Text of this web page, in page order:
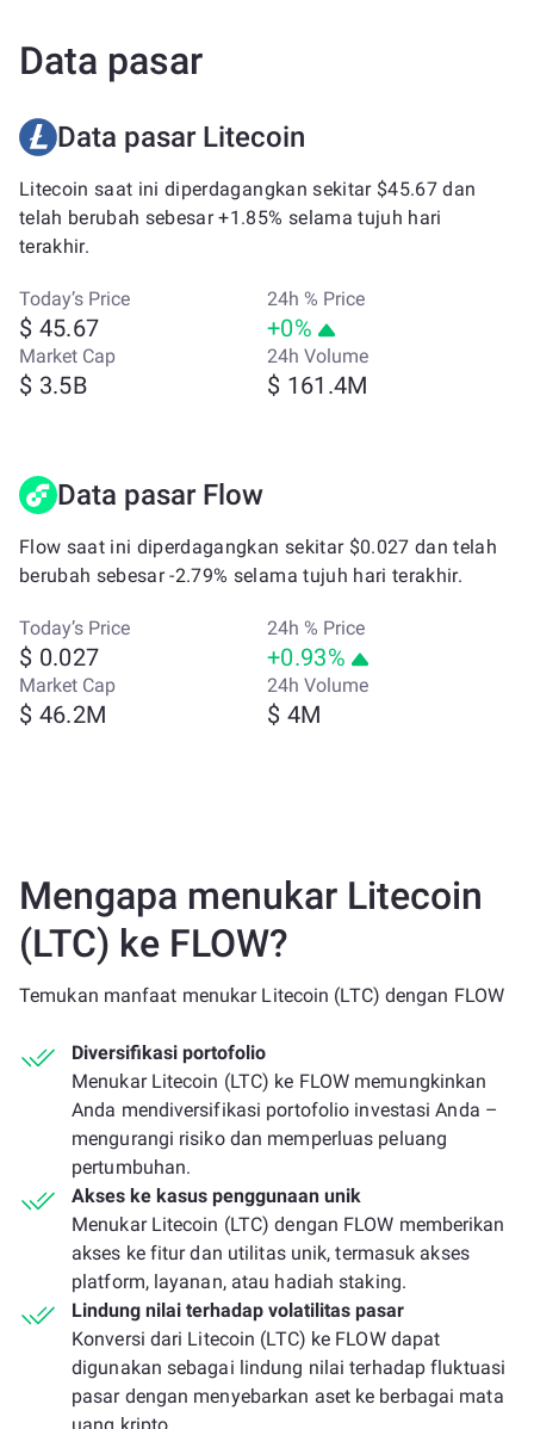
Data pasar
Data pasar Litecoin
Litecoin saat ini diperdagangkan sekitar $45.67 dan
telah berubah sebesar +1.85% selama tujuh hari
terakhir.
Today’s Price
$ 45.67
24h % Price
+0%
Market Cap
$ 3.5B
24h Volume
$ 161.4M
Data pasar Flow
Flow saat ini diperdagangkan sekitar $0.027 dan telah
berubah sebesar -2.79% selama tujuh hari terakhir.
Today’s Price
$ 0.027
24h % Price
+0.93%
Market Cap
$ 46.2M
24h Volume
$ 4M
Mengapa menukar Litecoin
(LTC) ke FLOW?
Temukan manfaat menukar Litecoin (LTC) dengan FLOW
Diversifikasi portofolio
Menukar Litecoin (LTC) ke FLOW memungkinkan
Anda mendiversifikasi portofolio investasi Anda –
mengurangi risiko dan memperluas peluang
pertumbuhan.
Akses ke kasus penggunaan unik
Menukar Litecoin (LTC) dengan FLOW memberikan
akses ke fitur dan utilitas unik, termasuk akses
platform, layanan, atau hadiah staking.
Lindung nilai terhadap volatilitas pasar
Konversi dari Litecoin (LTC) ke FLOW dapat
digunakan sebagai lindung nilai terhadap fluktuasi
pasar dengan menyebarkan aset ke berbagai mata